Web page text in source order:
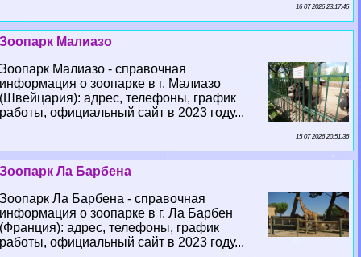
16 07 2026 23:17:46
Зоопарк Малиазо
Зоопарк Малиазо - справочная
информация о зоопарке в г. Малиазо
(Швейцария): адрес, телефоны, график
работы, официальный сайт в 2023 году...
15 07 2026 20:51:36
Зоопарк Ла Барбена
Зоопарк Ла Барбена - справочная
информация о зоопарке в г. Ла Барбен
(Франция): адрес, телефоны, график
работы, официальный сайт в 2023 году...